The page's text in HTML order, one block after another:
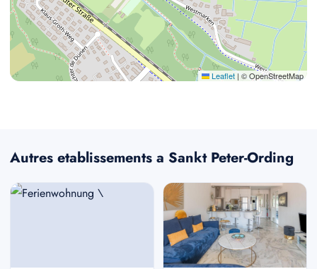
Leaflet | © OpenStreetMap
Autres etablissements a Sankt Peter-Ording